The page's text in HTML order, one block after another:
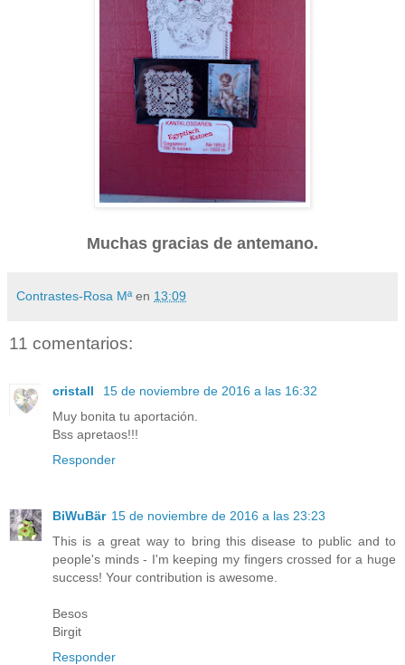
Muchas gracias de antemano.
Contrastes-Rosa Mª en 13:09
11 comentarios:
cristall
15 de noviembre de 2016 a las 16:32
Muy bonita tu aportación.
Bss apretaos!!!
Responder
BiWuBär 15 de noviembre de 2016 a las 23:23
This is a great way to bring this disease to public and to
people's minds - I'm keeping my fingers crossed for a huge
success! Your contribution is awesome.
Besos
Birgit
Responder